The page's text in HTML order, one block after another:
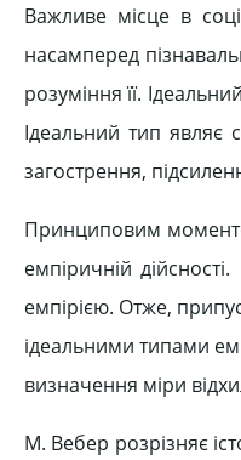
Важливе місце в
насамперед
розуміння її.
Ідеальний тип
загострення,
Принциповим
емпіричній
емпірією. Отже,
ідеальними типами
визначення міри
М. Вебер розрізняє